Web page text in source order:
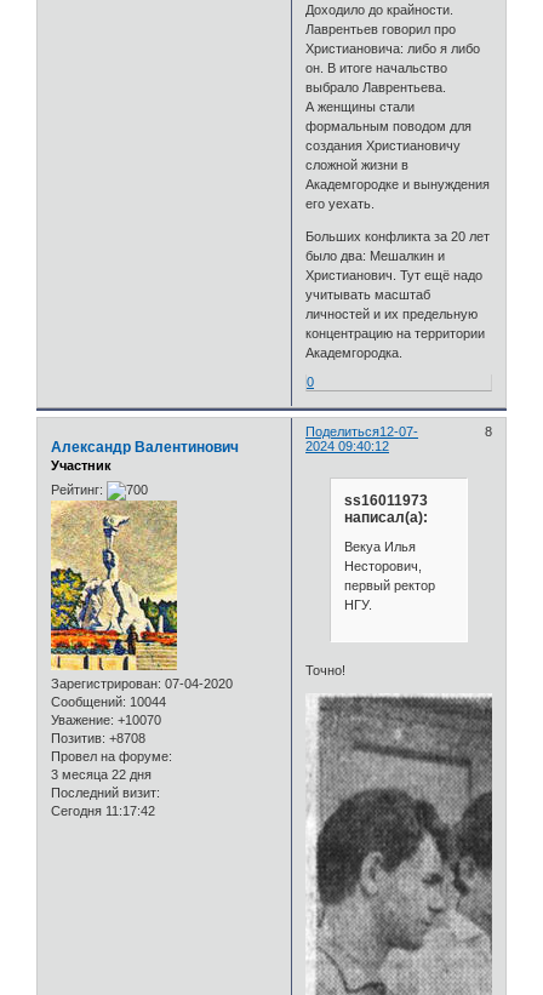
Доходило до крайности.
Лаврентьев говорил про
Христиановича: либо я либо
он. В итоге начальство
выбрало Лаврентьева.
А женщины стали
формальным поводом для
создания Христиановичу
сложной жизни в
Академгородке и вынуждения
его уехать.
Больших конфликта за 20 лет
было два: Мешалкин и
Христианович. Тут ещё надо
учитывать масштаб
личностей и их предельную
концентрацию на территории
Академгородка.
0
Поделиться 8
12-07-
2024 09:40:12
Александр Валентинович
Участник
Рейтинг:
Зарегистрирован: 07-04-2020
Сообщений: 10044
Уважение: +10070
Позитив: +8708
Провел на форуме:
3 месяца 22 дня
Последний визит:
Сегодня 11:17:42
ss16011973
написал(а):
Векуа Илья
Несторович,
первый ректор
НГУ.
Точно!